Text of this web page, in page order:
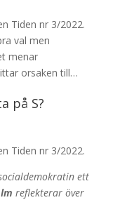
Tiden nr 3/2022.
val men
menar
orsaken till…
på S?
Tiden nr 3/2022.
ett
reflekterar över